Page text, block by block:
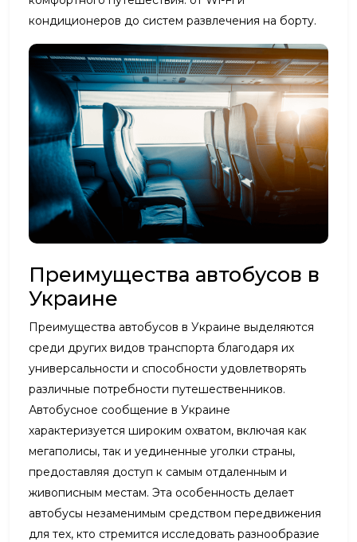
кондиционеров до систем развлечения на борту.
Преимущества автобусов в
Украине
Преимущества автобусов в Украине выделяются
среди других видов транспорта благодаря их
универсальности и способности удовлетворять
различные потребности путешественников.
Автобусное сообщение в Украине
характеризуется широким охватом, включая как
мегаполисы, так и уединенные уголки страны,
предоставляя доступ к самым отдаленным и
живописным местам. Эта особенность делает
автобусы незаменимым средством передвижения
для тех, кто стремится исследовать разнообразие